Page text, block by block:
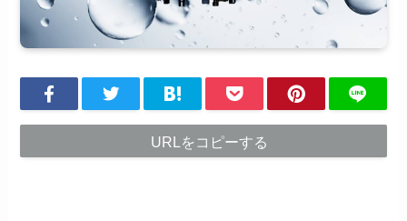
URLをコピーする